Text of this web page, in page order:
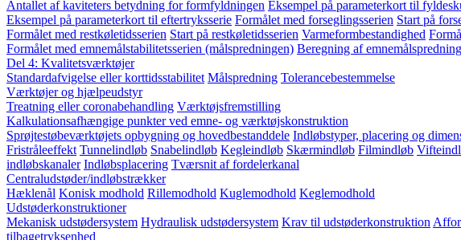
Antallet af kaviteters betydning for formfyldningen Eksempel på parameterkort til
Eksempel på parameterkort til eftertryksserie Formålet med forseglingsserien Start på
Formålet med restkøletidsserien Start på restkøletidsserien Varmeformbestandighed
Formålet med emnemålstabilitetsserien (målspredningen) Beregning af emnemålspredning
Del 4: Kvalitetsværktøjer
Standardafvigelse eller korttidsstabilitet Målspredning Tolerancebestemmelse
Værktøjer og hjælpeudstyr
Treatning eller coronabehandling Værktøjsfremstilling
Kalkulationsafhængige punkter ved emne- og værktøjskonstruktion
Sprøjtestøbeværktøjets opbygning og hovedbestanddele Indløbstyper, placering og
Fristråleeffekt Tunnelindløb Snabelindløb Kegleindløb Skærmindløb Filmindløb
indløbskanaler Indløbsplacering Tværsnit af fordelerkanal
Centraludstøder/indløbstrækker
Hæklenål Konisk modhold Rillemodhold Kuglemodhold Keglemodhold
Udstøderkonstruktioner
Mekanisk udstødersystem Hydraulisk udstødersystem Krav til udstøderkonstruktion
tilbagetryksenhed